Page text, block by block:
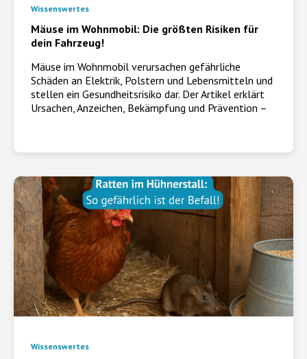
Mäuse im Wohnmobil: Die größten Risiken für
dein Fahrzeug!
Mäuse im Wohnmobil verursachen gefährliche
Schäden an Elektrik, Polstern und Lebensmitteln und
stellen ein Gesundheitsrisiko dar. Der Artikel erklärt
Ursachen, Anzeichen, Bekämpfung und Prävention –
Wissenswertes
Wissenswertes